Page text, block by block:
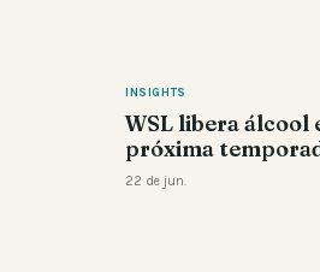
INSIGHTS
WSL libera álcool
próxima
22 de jun.